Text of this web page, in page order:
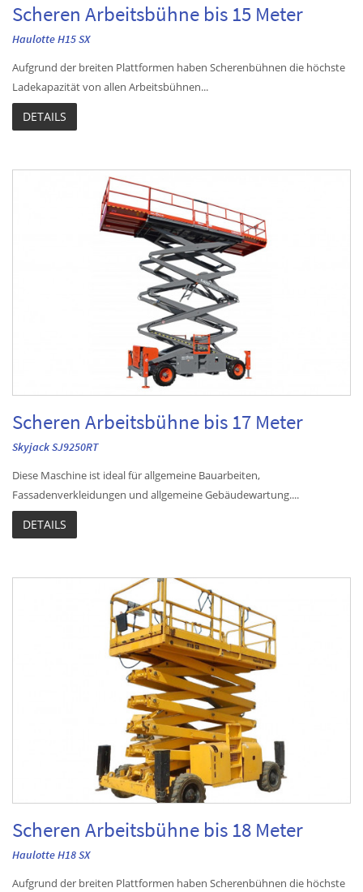
Scheren Arbeitsbühne bis 15 Meter
Haulotte H15 SX
Aufgrund der breiten Plattformen haben Scherenbühnen die höchste
Ladekapazität von allen Arbeitsbühnen...
DETAILS
Scheren Arbeitsbühne bis 17 Meter
Skyjack SJ9250RT
Diese Maschine ist ideal für allgemeine Bauarbeiten,
Fassadenverkleidungen und allgemeine Gebäudewartung....
DETAILS
Scheren Arbeitsbühne bis 18 Meter
Haulotte H18 SX
Aufgrund der breiten Plattformen haben Scherenbühnen die höchste